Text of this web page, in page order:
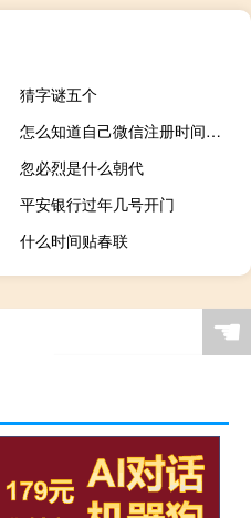
猜字谜五个
怎么知道自己微信注册时间（微信怎么看什么时候注册的时间）
忽必烈是什么朝代
平安银行过年几号开门
什么时间贴春联
☚